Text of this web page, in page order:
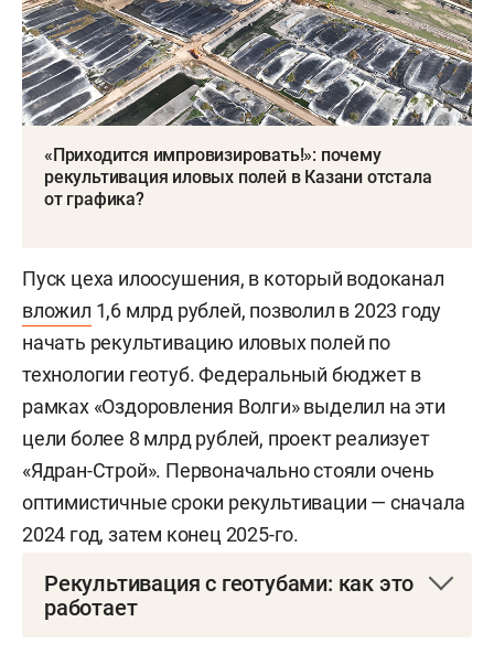
«Приходится импровизировать!»: почему
рекультивация иловых полей в Казани отстала
от графика?
Пуск цеха илоосушения, в который водоканал
вложил 1,6 млрд рублей, позволил в 2023 году
начать рекультивацию иловых полей по
технологии геотуб. Федеральный бюджет в
рамках «Оздоровления Волги» выделил на эти
цели более 8 млрд рублей, проект реализует
«Ядран-Строй». Первоначально стояли очень
оптимистичные сроки рекультивации — сначала
2024 год, затем конец 2025-го.
Рекультивация с геотубами: как это
работает